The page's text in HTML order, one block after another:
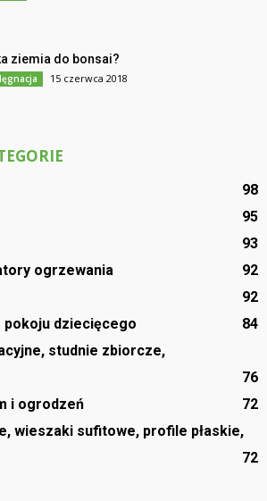
ziemia do bonsai?
15 czerwca 2018
98
95
93
ogrzewania
92
92
pokoju dziecięcego
84
studnie zbiorcze,
76
i ogrodzeń
72
wieszaki sufitowe, profile płaskie,
72